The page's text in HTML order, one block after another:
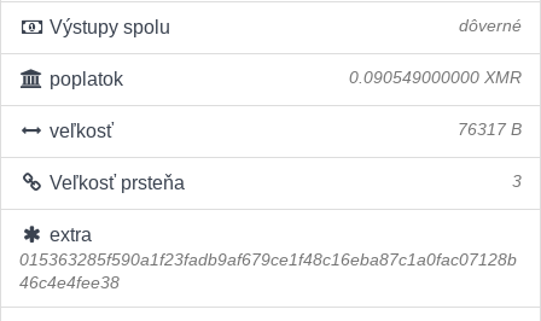
Výstupy spolu dôverné
poplatok 0.090549000000 XMR
veľkosť 76317 B
Veľkosť prsteňa 3
extra
015363285f590a1f23fadb9af679ce1f48c16eba87c1a0fac07128b
46c4e4fee38